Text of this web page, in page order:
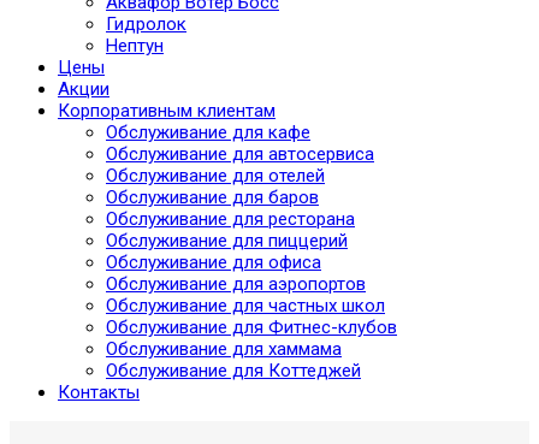
Гидролок
Нептун
Цены
Акции
Корпоративным клиентам
Обслуживание для кафе
Обслуживание для автосервиса
Обслуживание для отелей
Обслуживание для баров
Обслуживание для ресторана
Обслуживание для пиццерий
Обслуживание для офиса
Обслуживание для аэропортов
Обслуживание для частных школ
Обслуживание для Фитнес-клубов
Обслуживание для хаммама
Обслуживание для Коттеджей
Контакты